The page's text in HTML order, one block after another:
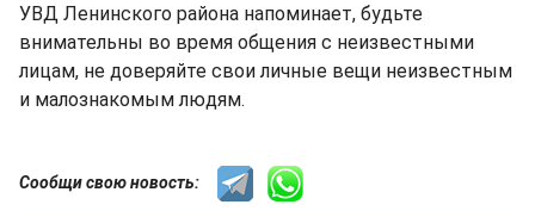
УВД Ленинского района напоминает, будьте
внимательны во время общения с неизвестными
лицам, не доверяйте свои личные вещи неизвестным
и малознакомым людям.
Сообщи свою новость: